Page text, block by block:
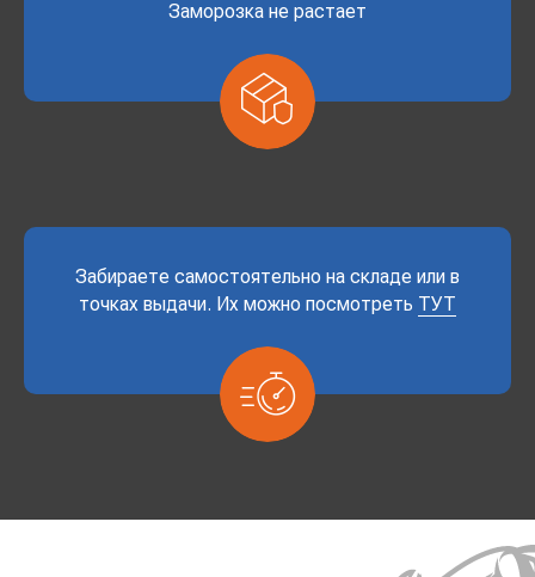
Заморозка не растает
Забираете самостоятельно на складе или в
точках выдачи. Их можно посмотреть ТУТ